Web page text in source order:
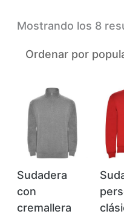
Mostrando los 8
Sudadera
con
cremallera